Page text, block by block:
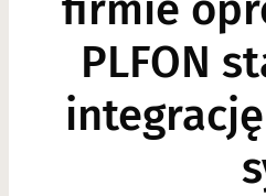
PLFON